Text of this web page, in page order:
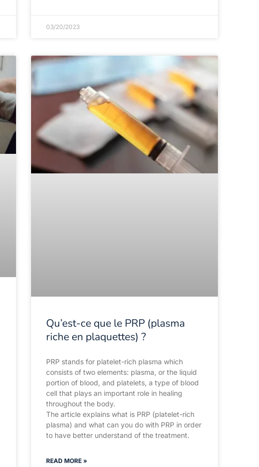
03/20/2023
Qu’est-ce que le PRP (plasma
riche en plaquettes) ?
PRP stands for platelet-rich plasma which
consists of two elements: plasma, or the liquid
portion of blood, and platelets, a type of blood
cell that plays an important role in healing
throughout the body.
The article explains what is PRP (platelet-rich
plasma) and what can you do with PRP in order
to have better understand of the treatment.
READ MORE »